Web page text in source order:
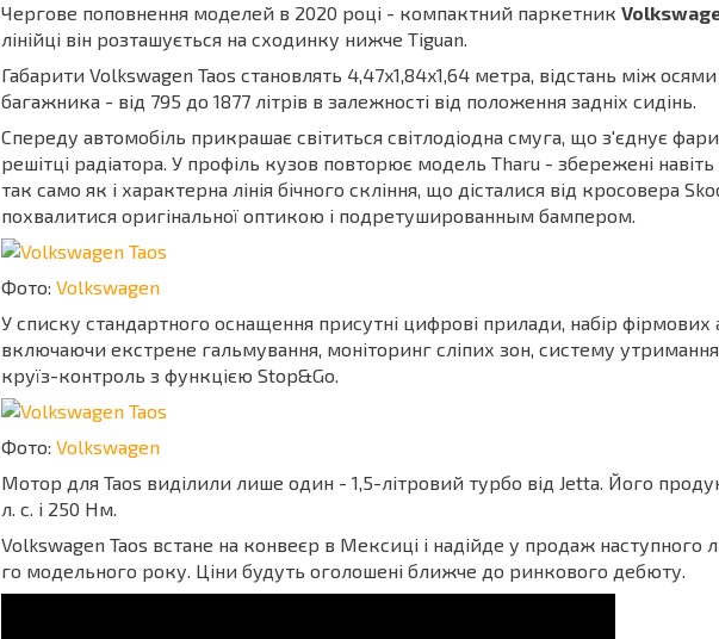
Чергове поповнення моделей в 2020 році - компактний паркетник
лінійці він розташується на сходинку нижче Tiguan.
Габарити Volkswagen Taos становлять 4,47x1,84x1,64 метра, відстань між
багажника - від 795 до 1877 літрів в залежності від положення задніх сидінь.
Спереду автомобіль прикрашає світиться світлодіодна смуга, що з'єднує
решітці радіатора. У профіль кузов повторює модель Tharu - збережені навіть
так само як і характерна лінія бічного скління, що дісталися від кросовера
похвалитися оригінальної оптикою і подретушированным бампером.
Фото: Volkswagen
У списку стандартного оснащення присутні цифрові прилади, набір фірмових
включаючи екстрене гальмування, моніторинг сліпих зон, систему
круїз-контроль з функцією Stop&Go.
Фото: Volkswagen
Мотор для Taos виділили лише один - 1,5-літровий турбо від Jetta. Його
л. с. і 250 Нм.
Volkswagen Taos встане на конвеєр в Мексиці і надійде у продаж наступного
го модельного року. Ціни будуть оголошені ближче до ринкового дебюту.